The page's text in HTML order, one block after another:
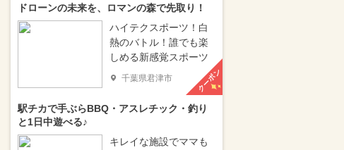
ドローンの未来を、ロマンの森で先取り！
ハイテクスポーツ！白
熱のバトル！誰でも楽
しめる新感覚スポーツ
千葉県君津市 クーポン
駅チカで手ぶらBBQ・アスレチック・釣り
と1日中遊べる♪
キレイな施設でママも